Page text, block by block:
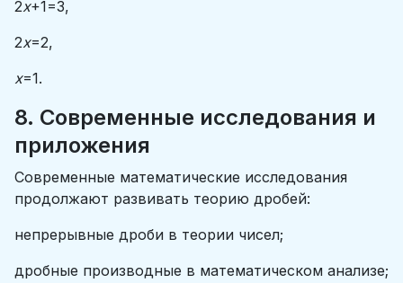
2x+1=3,
2x=2,
x=1.
8. Современные исследования и
приложения
Современные математические исследования
продолжают развивать теорию дробей:
непрерывные дроби в теории чисел;
дробные производные в математическом анализе;